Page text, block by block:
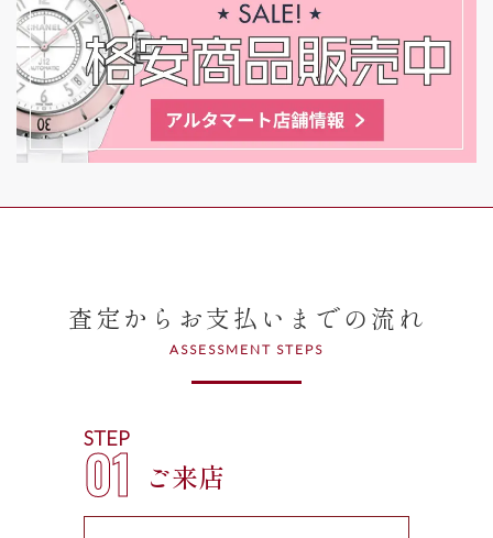
査定からお支払いまでの流れ
ASSESSMENT STEPS
STEP
01 ご来店